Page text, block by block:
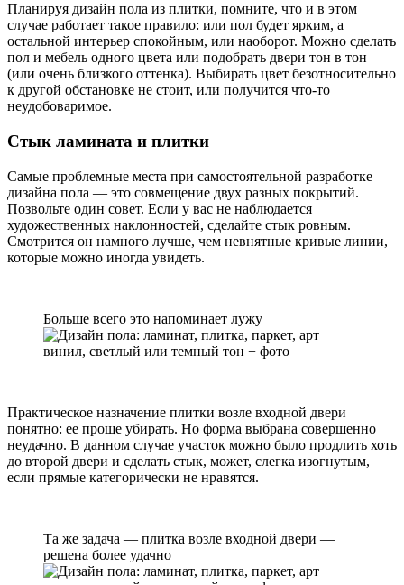
Планируя дизайн пола из плитки, помните, что и в этом
случае работает такое правило: или пол будет ярким, а
остальной интерьер спокойным, или наоборот. Можно сделать
пол и мебель одного цвета или подобрать двери тон в тон
(или очень близкого оттенка). Выбирать цвет безотносительно
к другой обстановке не стоит, или получится что-то
неудобоваримое.
Стык ламината и плитки
Самые проблемные места при самостоятельной разработке
дизайна пола — это совмещение двух разных покрытий.
Позвольте один совет. Если у вас не наблюдается
художественных наклонностей, сделайте стык ровным.
Смотрится он намного лучше, чем невнятные кривые линии,
которые можно иногда увидеть.
Больше всего это напоминает лужу
Практическое назначение плитки возле входной двери
понятно: ее проще убирать. Но форма выбрана совершенно
неудачно. В данном случае участок можно было продлить хоть
до второй двери и сделать стык, может, слегка изогнутым,
если прямые категорически не нравятся.
Та же задача — плитка возле входной двери —
решена более удачно